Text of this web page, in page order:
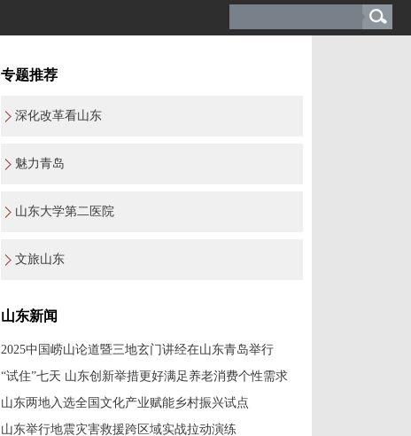
专题推荐
深化改革看山东
魅力青岛
山东大学第二医院
文旅山东
山东新闻
2025中国崂山论道暨三地玄门讲经在山东青岛举行
“试住”七天 山东创新举措更好满足养老消费个性需求
山东两地入选全国文化产业赋能乡村振兴试点
山东举行地震灾害救援跨区域实战拉动演练